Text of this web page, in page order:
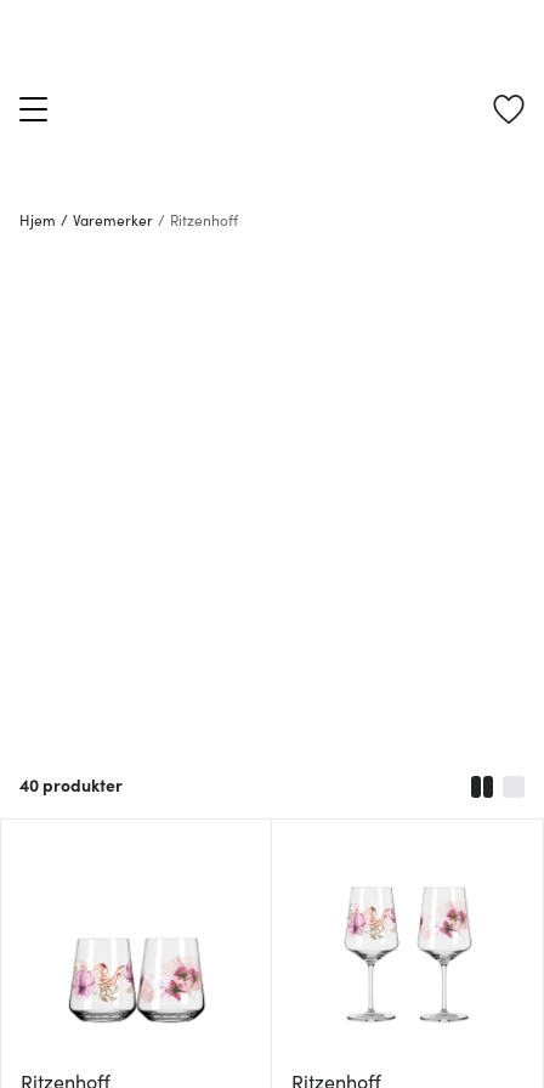
Hjem / Varemerker / Ritzenhoff
40 produkter
Ritzenhoff Ritzenhoff